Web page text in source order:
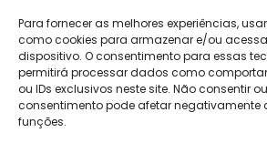
Para fornecer as melhores experiências,
como cookies para armazenar e/ou
dispositivo. O consentimento para essas
permitirá processar dados como
ou IDs exclusivos neste site. Não consentir
consentimento pode afetar negativamente
funções.
Trabalhe
Conosco
Contato
Relatório de
Login
Eventos
NG